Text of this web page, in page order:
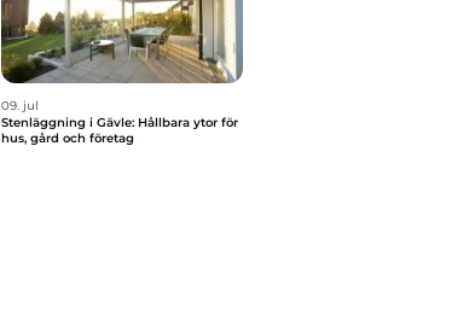
09. jul
Stenläggning i Gävle: Hållbara ytor för
hus, gård och företag